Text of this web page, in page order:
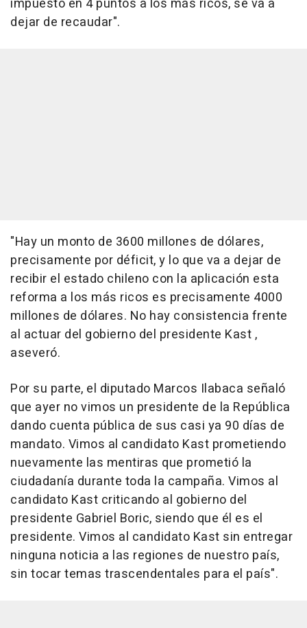
impuesto en 4 puntos a los más ricos, se va a
dejar de recaudar".
"Hay un monto de 3600 millones de dólares,
precisamente por déficit, y lo que va a dejar de
recibir el estado chileno con la aplicación esta
reforma a los más ricos es precisamente 4000
millones de dólares. No hay consistencia frente
al actuar del gobierno del presidente Kast ,
aseveró.
Por su parte, el diputado Marcos Ilabaca señaló
que ayer no vimos un presidente de la República
dando cuenta pública de sus casi ya 90 días de
mandato. Vimos al candidato Kast prometiendo
nuevamente las mentiras que prometió la
ciudadanía durante toda la campaña. Vimos al
candidato Kast criticando al gobierno del
presidente Gabriel Boric, siendo que él es el
presidente. Vimos al candidato Kast sin entregar
ninguna noticia a las regiones de nuestro país,
sin tocar temas trascendentales para el país".